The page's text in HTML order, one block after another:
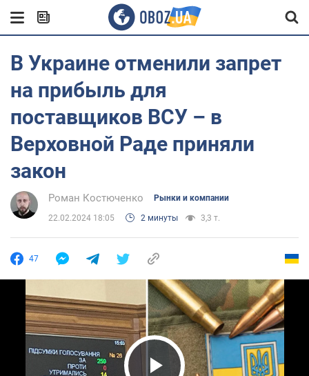
В Украине отменили запрет
на прибыль для
поставщиков ВСУ – в
Верховной Раде приняли
закон
Роман Костюченко Рынки и компании
22.02.2024 18:05 2 минуты 3,3 т.
47